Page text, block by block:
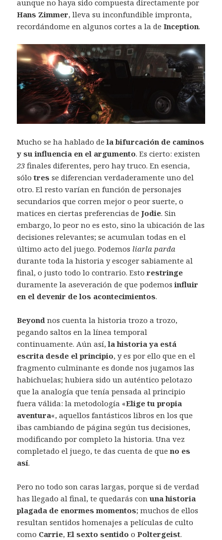
aunque no haya sido compuesta directamente por
Hans Zimmer, lleva su inconfundible impronta,
recordándome en algunos cortes a la deInception.
Mucho se ha hablado dela bifurcación de caminos
y su influencia en el argumento. Es cierto: existen
23 finales diferentes, pero hay truco. En esencia,
sólotres se diferencian verdaderamente uno del
otro. El resto varían en función de personajes
secundarios que corren mejor o peor suerte, o
matices en ciertas preferencias deJodie. Sin
embargo, lo peor no es esto, sino la ubicación de las
decisiones relevantes; se acumulan todas en el
último acto del juego. Podemos liarla parda
durante toda la historia y escoger sabiamente al
final, o justo todo lo contrario. Estorestringe
duramente la aseveración de que podemos influir
en el devenir de los acontecimientos.
Beyond nos cuenta la historia trozo a trozo,
pegando saltos en la línea temporal
continuamente. Aún así, la historia ya está
escrita desde el principio, y es por ello que en el
fragmento culminante es donde nos jugamos las
habichuelas; hubiera sido un auténtico pelotazo
que la analogía que tenía pensada al principio
fuera válida: la metodología «Elige tu propia
aventura«, aquellos fantásticos libros en los que
ibas cambiando de página según tus decisiones,
modificando por completo la historia. Una vez
completado el juego, te das cuenta de que no es
así.
Pero no todo son caras largas, porque si de verdad
has llegado al final, te quedarás conuna historia
plagada de enormes momentos; muchos de ellos
resultan sentidos homenajes a películas de culto
como Carrie,El sexto sentido oPoltergeist.